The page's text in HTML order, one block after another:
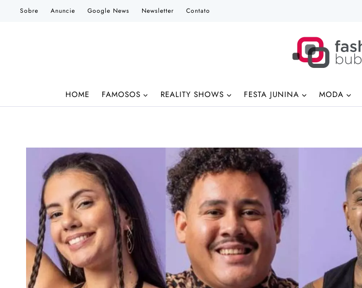
Sobre Anuncie Google News Newsletter Contato
HOME FAMOSOS REALITY SHOWS FESTA JUNINA MODA